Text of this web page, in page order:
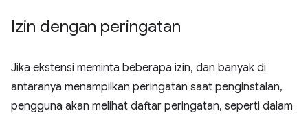
Izin dengan peringatan
Jika ekstensi meminta beberapa izin, dan banyak di
antaranya menampilkan peringatan saat penginstalan,
pengguna akan melihat daftar peringatan, seperti dalam